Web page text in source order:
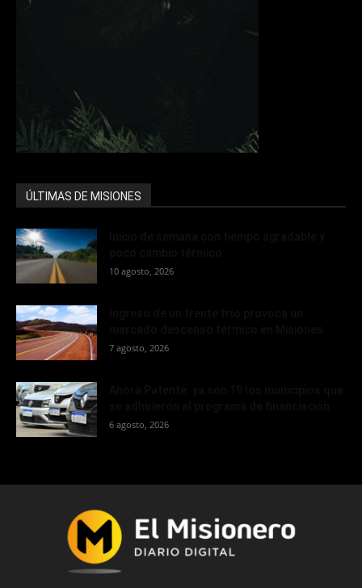
ÚLTIMAS DE MISIONES
10 agosto, 2026
7 agosto, 2026
6 agosto, 2026